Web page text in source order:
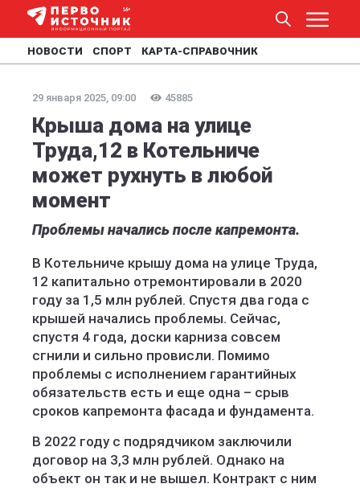
НОВОСТИ СПОРТ КАРТА-СПРАВОЧНИК
29 января 2025, 09:00 45885
Крыша дома на улице
Труда,12 в Котельниче
может рухнуть в любой
момент
Проблемы начались после капремонта.
В Котельниче крышу дома на улице Труда,
12 капитально отремонтировали в 2020
году за 1,5 млн рублей. Спустя два года с
крышей начались проблемы. Сейчас,
спустя 4 года, доски карниза совсем
сгнили и сильно провисли. Помимо
проблемы с исполнением гарантийных
обязательств есть и еще одна – срыв
сроков капремонта фасада и фундамента.
В 2022 году с подрядчиком заключили
договор на 3,3 млн рублей. Однако на
объект он так и не вышел. Контракт с ним